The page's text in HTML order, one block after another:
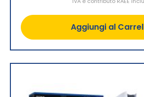
Aggiungi al